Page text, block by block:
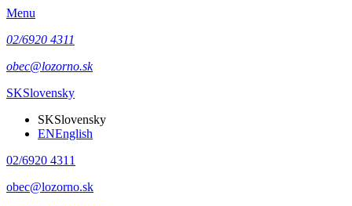
Menu
02/6920 4311
obec@lozorno.sk
SKSlovensky
SKSlovensky
ENEnglish
02/6920 4311
obec@lozorno.sk